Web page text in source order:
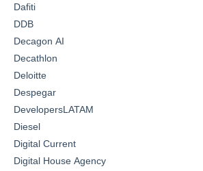
Dafiti
DDB
Decagon AI
Decathlon
Deloitte
Despegar
DevelopersLATAM
Diesel
Digital Current
Digital House Agency